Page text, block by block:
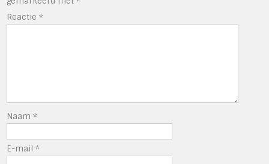
Reactie*
Naam*
E-mail*